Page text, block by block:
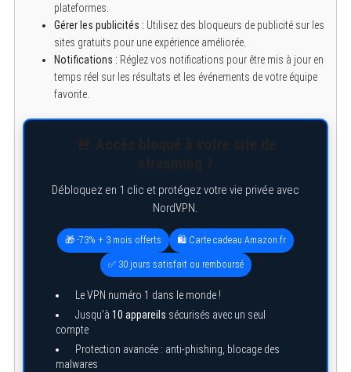
plateformes.
Gérer les publicités : Utilisez des bloqueurs de publicité sur les
sites gratuits pour une expérience améliorée.
Notifications : Réglez vos notifications pour être mis à jour en
temps réel sur les résultats et les événements de votre équipe
favorite.
Débloquez en 1 clic et protégez votre vie privée avec
NordVPN.
🎁 -73% + 3 mois offerts 🛍️ Carte cadeau Amazon.fr
✅ 30 jours satisfait ou remboursé
Le VPN numéro 1 dans le monde !
Jusqu’à 10 appareils sécurisés avec un seul
compte
Protection avancée : anti-phishing, blocage des
malwares